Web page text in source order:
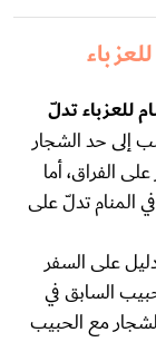
للعزباء تدلّ
إلى حد الشجار
الفراق، أما
المنام تدلّ على
على السفر
السابق في
مع الحبيب